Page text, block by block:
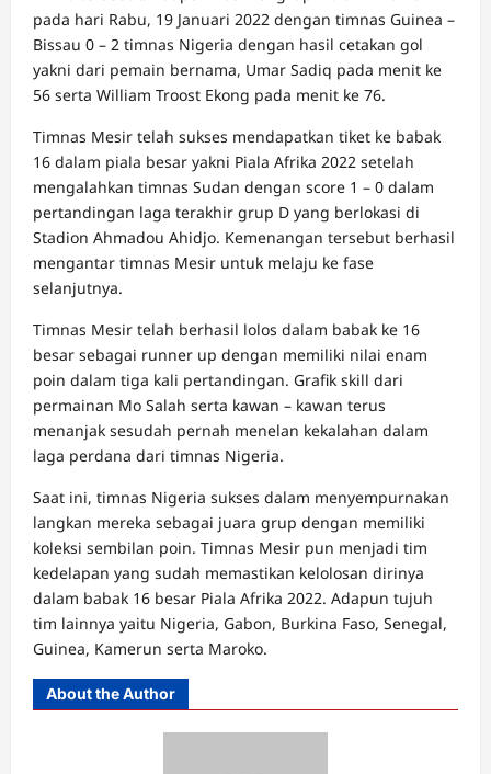
pada hari Rabu, 19 Januari 2022 dengan timnas Guinea –
Bissau 0 – 2 timnas Nigeria dengan hasil cetakan gol
yakni dari pemain bernama, Umar Sadiq pada menit ke
56 serta William Troost Ekong pada menit ke 76.
Timnas Mesir telah sukses mendapatkan tiket ke babak
16 dalam piala besar yakni Piala Afrika 2022 setelah
mengalahkan timnas Sudan dengan score 1 – 0 dalam
pertandingan laga terakhir grup D yang berlokasi di
Stadion Ahmadou Ahidjo. Kemenangan tersebut berhasil
mengantar timnas Mesir untuk melaju ke fase
selanjutnya.
Timnas Mesir telah berhasil lolos dalam babak ke 16
besar sebagai runner up dengan memiliki nilai enam
poin dalam tiga kali pertandingan. Grafik skill dari
permainan Mo Salah serta kawan – kawan terus
menanjak sesudah pernah menelan kekalahan dalam
laga perdana dari timnas Nigeria.
Saat ini, timnas Nigeria sukses dalam menyempurnakan
langkan mereka sebagai juara grup dengan memiliki
koleksi sembilan poin. Timnas Mesir pun menjadi tim
kedelapan yang sudah memastikan kelolosan dirinya
dalam babak 16 besar Piala Afrika 2022. Adapun tujuh
tim lainnya yaitu Nigeria, Gabon, Burkina Faso, Senegal,
Guinea, Kamerun serta Maroko.
About the Author